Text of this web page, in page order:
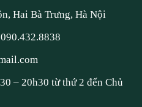
Hai Bà Trưng, Hà Nội
090.432.8838
– 20h30 từ thứ 2 đến Chủ